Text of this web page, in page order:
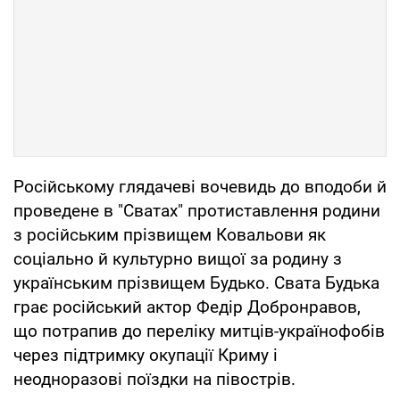
Російському глядачеві вочевидь до вподоби й
проведене в "Сватах" протиставлення родини
з російським прізвищем Ковальови як
соціально й культурно вищої за родину з
українським прізвищем Будько. Свата Будька
грає російський актор Федір Добронравов,
що потрапив до переліку митців-українофобів
через підтримку окупації Криму і
неодноразові поїздки на півострів.